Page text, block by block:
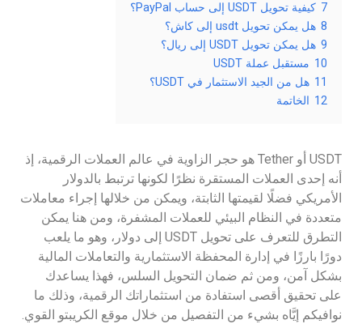
7 كيفية تحويل USDT إلى حساب PayPal؟
8 هل يمكن تحويل usdt إلى كاش؟
9 هل يمكن تحويل USDT إلى ريال؟
10 مستقبل عملة USDT
11 هل من الجيد الاستثمار في USDT؟
12 الخاتمة
USDT أو Tether هو حجر الزاوية في عالم العملات الرقمية، إذ
أنه إحدى العملات المستقرة نظرًا لكونها ترتبط بالدولار
الأمريكي فضلًا لقيمتها الثابتة، ويمكن من خلالها إجراء معاملات
متعددة في النظام البيئي للعملات المشفرة، ومن هنا يمكن
التطرق للتعرف على تحويل USDT إلى دولار، وهو ما يلعب
دورًا بارزًا في إدارة المحفظة الاستثمارية والتعاملات المالية
بشكل آمن، ومن ثم ضمان التحويل السلس، فهذا يساعدك
على تحقيق أقصى استفادة من استثماراتك الرقمية، وذلك ما
نوافيكم إيَّاه بشيء من التفصيل من خلال موقع الكريبتو القوي.